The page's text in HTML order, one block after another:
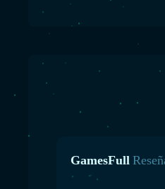
GamesFull